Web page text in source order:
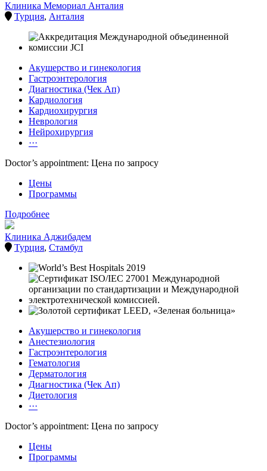
Клиника Мемориал Анталия
Турция, Анталия
Акушерство и гинекология
Гастроэнтерология
Диагностика (Чек Ап)
Кардиология
Кардиохирургия
Неврология
Нейрохирургия
···
Doctor’s appointment: Цена по запросу
Цены
Программы
Подробнее
Клиника Аджибадем
Турция, Стамбул
Акушерство и гинекология
Анестезиология
Гастроэнтерология
Гематология
Дерматология
Диагностика (Чек Ап)
Диетология
···
Doctor’s appointment: Цена по запросу
Цены
Программы